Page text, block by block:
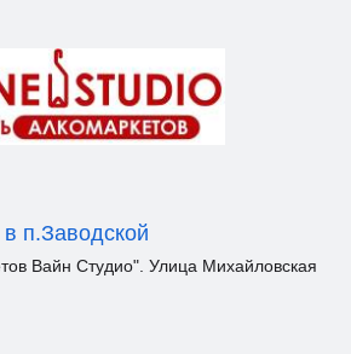
в п.Заводской
Вайн Студио". Улица Михайловская